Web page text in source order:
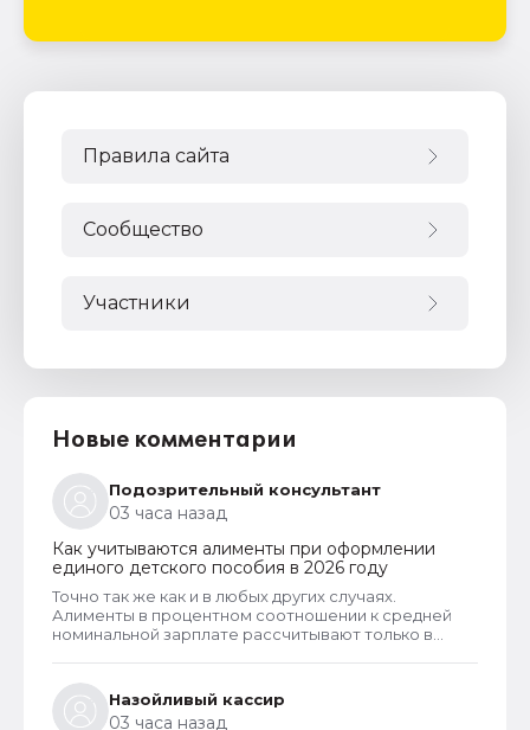
Правила сайта
Сообщество
Участники
Новые комментарии
Подозрительный консультант
03 часа назад
Как учитываются алименты при оформлении
единого детского пособия в 2026 году
Точно так же как и в любых других случаях.
Алименты в процентном соотношении к средней
номинальной зарплате рассчитывают только в
получает. Но долг по алиментам может возникнуть
только тогда, когда алименты оформлены в
Назойливый кассир
03 часа назад